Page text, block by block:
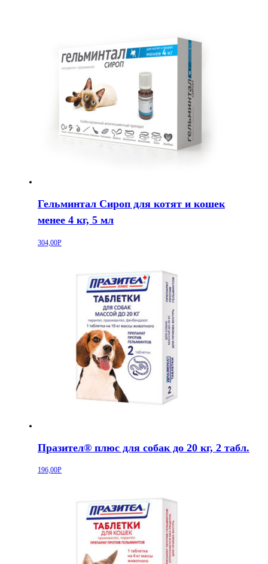
Гельминтал Сироп для котят и кошек
менее 4 кг, 5 мл
304,00Р
Празител® плюс для собак до 20 кг, 2 табл.
196,00Р